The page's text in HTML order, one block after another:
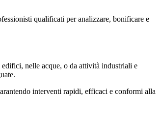
qualificati per analizzare, bonificare e
nelle acque, o da attività industriali e
interventi rapidi, efficaci e conformi alla